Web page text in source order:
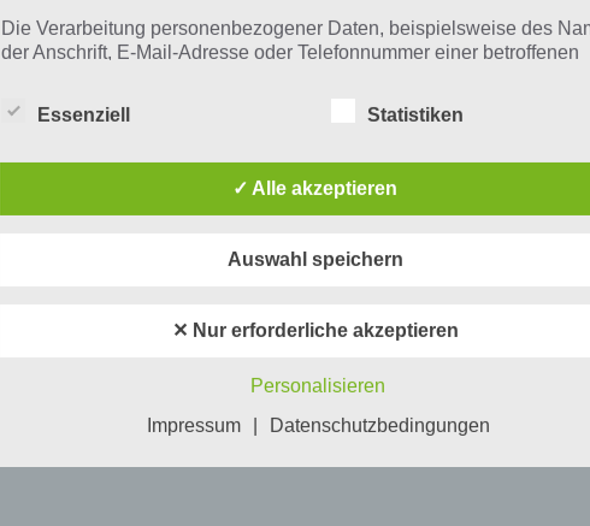
Die Verarbeitung personenbezogener Daten, beispielsweise des
der Anschrift, E-Mail-Adresse oder Telefonnummer einer betroffenen
Datenschutzbestimmungen. Mittels dieser Datenschutzerklärung
informieren. Ferner werden betroffene Personen mittels dieser
Datenschutzerklärung über die ihnen zustehenden Rechte
Wir haben als für die Verarbeitung Verantwortlicher zahlreiche
personenbezogenen Daten sicherzustellen. Dennoch können
aufweisen, sodass ein absoluter Schutz nicht gewährleistet werden
Aus diesem Grund steht es jeder betroffenen Person frei,
personenbezogene Daten auch auf alternativen Wegen,
Essenziell Statistiken
✓ Alle akzeptieren
Auswahl speichern
✕ Nur erforderliche akzeptieren
Personalisieren
Impressum
Datenschutzbedingungen